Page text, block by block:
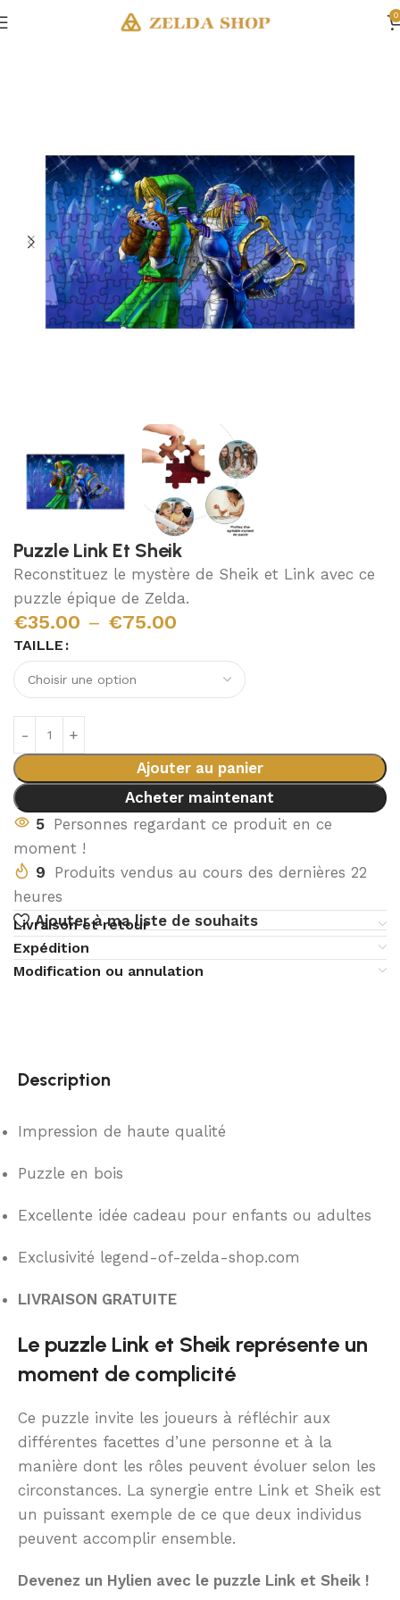
0
Puzzle Link Et Sheik
Reconstituez le mystère de Sheik et Link avec ce
puzzle épique de Zelda.
€35.00 – €75.00
TAILLE
Ajouter au panier
Acheter maintenant
5 Personnes regardant ce produit en ce
moment !
9 Produits vendus au cours des dernières 22
heures
Ajouter à ma liste de souhaits
Livraison et retour
Expédition
Modification ou annulation
Description
Impression de haute qualité
Puzzle en bois
Excellente idée cadeau pour enfants ou adultes
Exclusivité legend-of-zelda-shop.com
LIVRAISON GRATUITE
Le puzzle Link et Sheik représente un
moment de complicité
Ce puzzle invite les joueurs à réfléchir aux
différentes facettes d’une personne et à la
manière dont les rôles peuvent évoluer selon les
circonstances. La synergie entre Link et Sheik est
un puissant exemple de ce que deux individus
peuvent accomplir ensemble.
Devenez un Hylien avec le puzzle Link et Sheik !